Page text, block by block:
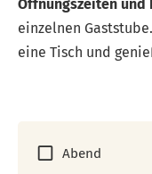
Öffnungszeiten und
einzelnen
eine Tisch und
Abend